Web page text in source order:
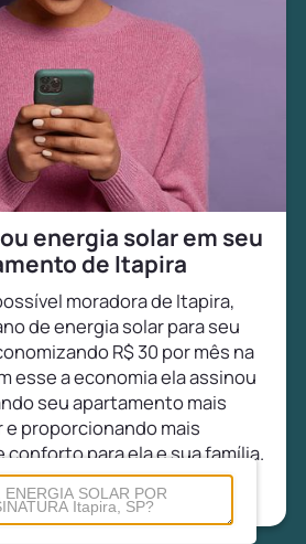
energia solar em seu
de Itapira
moradora de Itapira,
de energia solar para seu
R$ 30 por mês na
esse a economia ela assinou
seu apartamento mais
e proporcionando mais
para ela e sua família.